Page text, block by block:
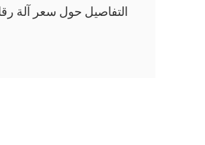
التفاصيل حول سعر آلة